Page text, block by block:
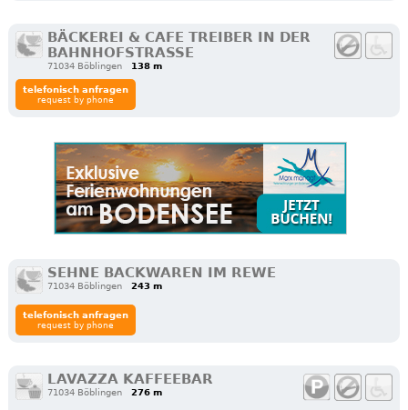
BÄCKEREI & CAFE TREIBER IN DER
BAHNHOFSTRASSE
71034 Böblingen 138 m
telefonisch anfragen
request by phone
SEHNE BACKWAREN IM REWE
71034 Böblingen 243 m
telefonisch anfragen
request by phone
LAVAZZA KAFFEEBAR
71034 Böblingen 276 m